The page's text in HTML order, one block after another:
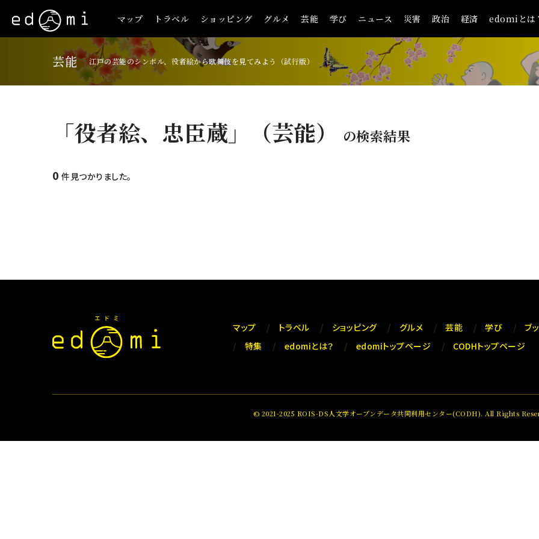
マップ トラベル ショッピング グルメ 芸能 学び ニュース 災害 政治 経済 edomiとは
芸能 江戸の芸能のシンボル、役者絵から歌舞伎を見てみよう（試行版）
「役者絵、忠臣蔵」（芸能） の検索結果
0 件見つかりました。
マップ トラベル ショッピング グルメ 芸能 学び
ブ
特集
edomiとは？ edomiトップページ CODHトップページ
© 2021-2025 ROIS-DS人文学オープンデータ共同利用センター(CODH). All Rights